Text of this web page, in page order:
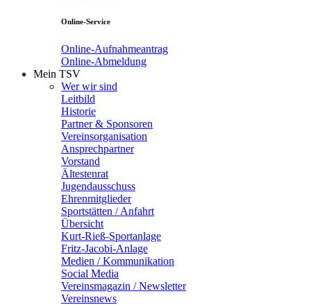
Online-Service
Online-Aufnahmeantrag
Online-Abmeldung
Mein TSV
Wer wir sind
Leitbild
Historie
Partner & Sponsoren
Vereinsorganisation
Ansprechpartner
Vorstand
Ältestenrat
Jugendausschuss
Ehrenmitglieder
Sportstätten / Anfahrt
Übersicht
Kurt-Rieß-Sportanlage
Fritz-Jacobi-Anlage
Medien / Kommunikation
Social Media
Vereinsmagazin / Newsletter
Vereinsnews